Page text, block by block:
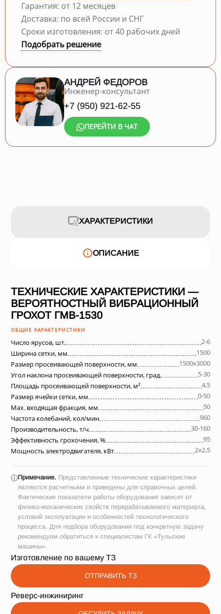
Гарантия: от 12 месяцев
Доставка: по всей России и СНГ
Сроки изготовления: от 40 рабочих дней
Подобрать решение
АНДРЕЙ ФЕДОРОВ
Инженер-консультант
+7 (950) 921-62-55
ПЕРЕЙТИ В ЧАТ
ХАРАКТЕРИСТИКИ
ОПИСАНИЕ
ТЕХНИЧЕСКИЕ ХАРАКТЕРИСТИКИ —
ВЕРОЯТНОСТНЫЙ ВИБРАЦИОННЫЙ
ГРОХОТ ГМВ-1530
ОБЩИЕ ХАРАКТЕРИСТИКИ
Число ярусов, шт.
2-6
Ширина сетки, мм
1500
Размер просеивающей поверхности, мм
1500х3000
Угол наклона просеивающей поверхности, град.
5-30
Площадь просеивающей поверхности, м²
4,5
Размер ячейки сетки, мм
0-50
Max. входящая фракция, мм
50
Частота колебаний, кол/мин
960
Производительность, т/ч
30-160
Эффективность грохочения, %
95
Мощность электродвигателя, кВт
2х2,5
ⓘПримечание. Представленные технические характеристики
являются расчетными и приведены для справочных целей.
Фактические показатели работы оборудования зависят от
физико-механических свойств перерабатываемого материала,
условий эксплуатации и особенностей технологического
процесса. Для подбора оборудования под конкретную задачу
рекомендуем обратиться к специалистам ГК «Тульские
машины».
Изготовление по вашему ТЗ
ОТПРАВИТЬ ТЗ
Реверс-инжиниринг